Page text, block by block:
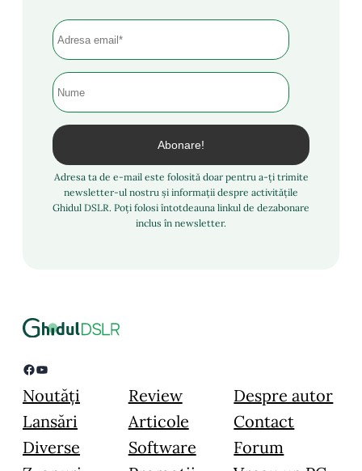
Adresa ta de e-mail este folosită doar pentru a-ți trimite
newsletter-ul nostru și informații despre activitățile
Ghidul DSLR. Poți folosi întotdeauna linkul de dezabonare
inclus în newsletter.
Facebook YouTube
Noutăți
Lansări
Diverse
Review
Articole
Software
Despre autor
Contact
Forum